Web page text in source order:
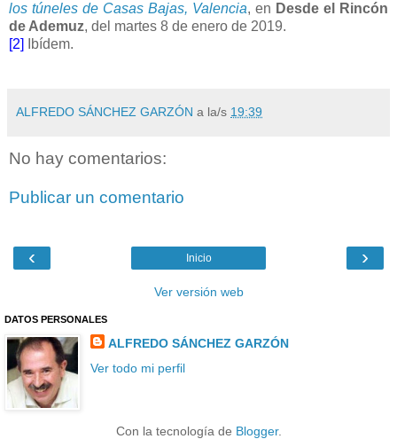
los túneles de Casas Bajas, Valencia, en Desde el Rincón
de Ademuz, del martes 8 de enero de 2019.
[2]
Ibídem.
ALFREDO SÁNCHEZ GARZÓN a la/s 19:39
No hay comentarios:
Publicar un comentario
‹ ›
Inicio
Ver versión web
DATOS PERSONALES
ALFREDO SÁNCHEZ GARZÓN
Ver todo mi perfil
Con la tecnología de Blogger.